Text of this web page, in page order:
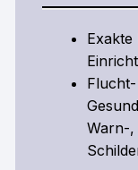
Warn-,